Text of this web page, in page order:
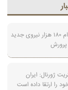
استخدام ۱۸۰ هزار نیروی جدید
ژورنال: ایران
را ارتقا داده است